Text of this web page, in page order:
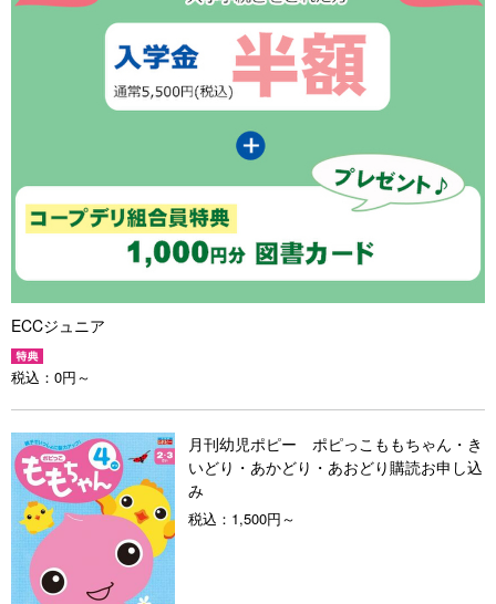
ECCジュニア
税込： 0円～
月刊幼児ポピー ポピっこももちゃん・き
いどり・あかどり・あおどり購読お申し込
み
税込： 1,500円～